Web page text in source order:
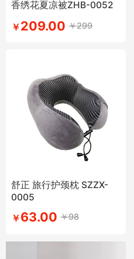
香绣花夏凉被ZHB-0052
￥209.00 ￥299
舒正 旅行护颈枕 SZZX-
0005
￥63.00 ￥98